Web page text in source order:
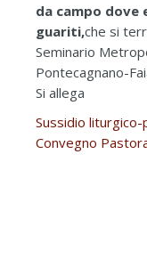
da campo dove
guariti,che si
Seminario
Pontecagnano-
Si allega
Sussidio
Convegno